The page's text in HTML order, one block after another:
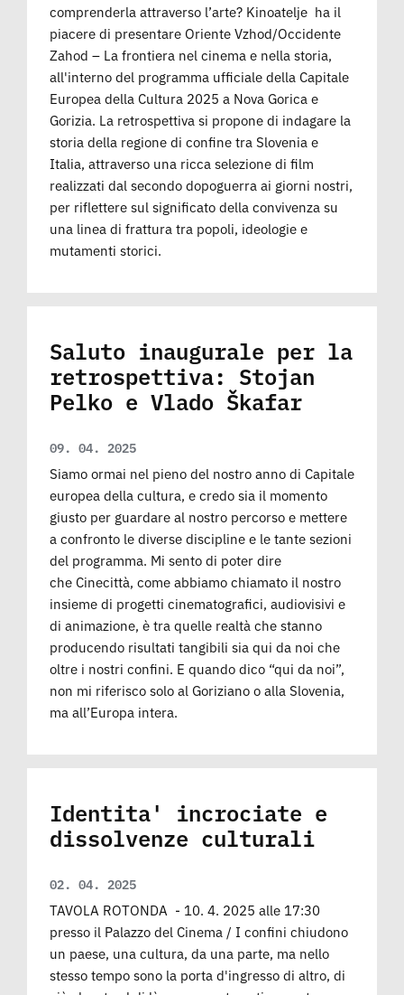
comprenderla attraverso l’arte? Kinoatelje ha il
piacere di presentare Oriente Vzhod/Occidente
Zahod – La frontiera nel cinema e nella storia,
all'interno del programma ufficiale della Capitale
Europea della Cultura 2025 a Nova Gorica e
Gorizia. La retrospettiva si propone di indagare la
storia della regione di confine tra Slovenia e
Italia, attraverso una ricca selezione di film
realizzati dal secondo dopoguerra ai giorni nostri,
per riflettere sul significato della convivenza su
una linea di frattura tra popoli, ideologie e
mutamenti storici.
Saluto inaugurale per la
retrospettiva: Stojan
Pelko e Vlado Škafar
09. 04. 2025
Siamo ormai nel pieno del nostro anno di Capitale
europea della cultura, e credo sia il momento
giusto per guardare al nostro percorso e mettere
a confronto le diverse discipline e le tante sezioni
del programma. Mi sento di poter dire
che Cinecittà, come abbiamo chiamato il nostro
insieme di progetti cinematografici, audiovisivi e
di animazione, è tra quelle realtà che stanno
producendo risultati tangibili sia qui da noi che
oltre i nostri confini. E quando dico “qui da noi”,
non mi riferisco solo al Goriziano o alla Slovenia,
ma all’Europa intera.
Identita' incrociate e
dissolvenze culturali
02. 04. 2025
TAVOLA ROTONDA - 10. 4. 2025 alle 17:30
presso il Palazzo del Cinema / I confini chiudono
un paese, una cultura, da una parte, ma nello
stesso tempo sono la porta d'ingresso di altro, di